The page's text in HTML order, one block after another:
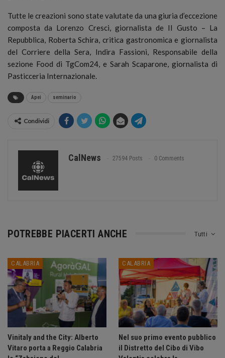
Tutte le creazioni sono state valutate da una giuria d’eccezione
composta da Lorenzo Cresci, giornalista de Il Gusto – La
Repubblica, Roberta Schira, critica gastronomica e giornalista
del Corriere della Sera, Indira Fassioni, Responsabile della
sezione Food di TgCom24, e Sarah Scaparone, giornalista di
Pasticceria Internazionale.
Apei seminario
Condividi
CalNews 27594 Posts 0 Comments
Tutti
POTREBBE PIACERTI ANCHE
CALABRIA
Vinitaly and the City: Alberto
Vitaro porta a Reggio Calabria
CALABRIA
Nel suo primo evento pubblico
il Distretto del Cibo di Vibo